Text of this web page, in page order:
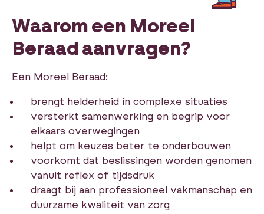
Waarom een Moreel
Beraad aanvragen?
Een Moreel Beraad:
brengt helderheid in complexe situaties
versterkt samenwerking en begrip voor
elkaars overwegingen
helpt om keuzes beter te onderbouwen
voorkomt dat beslissingen worden genomen
vanuit reflex of tijdsdruk
draagt bij aan professioneel vakmanschap en
duurzame kwaliteit van zorg